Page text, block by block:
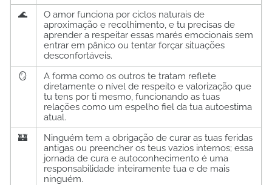
🌊
O amor funciona por ciclos naturais de
aproximação e recolhimento, e tu precisas de
aprender a respeitar essas marés emocionais sem
entrar em pânico ou tentar forçar situações
desconfortáveis.
🪞
A forma como os outros te tratam reflete
diretamente o nível de respeito e valorização que
tu tens por ti mesmo, funcionando as tuas
relações como um espelho fiel da tua autoestima
atual.
🏰
Ninguém tem a obrigação de curar as tuas feridas
antigas ou preencher os teus vazios internos; essa
jornada de cura e autoconhecimento é uma
responsabilidade inteiramente tua e de mais
ninguém.